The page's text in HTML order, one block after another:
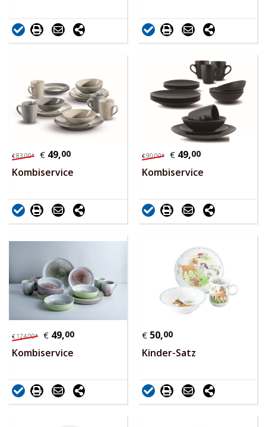
€83,00* € 49,00
Kombiservice
€90,00* € 49,00
Kombiservice
€ 124,00* € 49,00
Kombiservice
€ 50,00
Kinder-Satz